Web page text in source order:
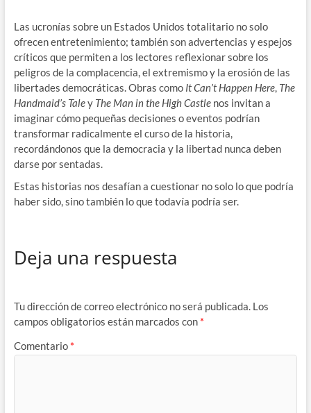
Las ucronías sobre un Estados Unidos totalitario no solo
ofrecen entretenimiento; también son advertencias y espejos
críticos que permiten a los lectores reflexionar sobre los
peligros de la complacencia, el extremismo y la erosión de las
libertades democráticas. Obras como It Can’t Happen Here, The
Handmaid’s Taley The Man in the High Castlenos invitan a
imaginar cómo pequeñas decisiones o eventos podrían
transformar radicalmente el curso de la historia,
recordándonos que la democracia y la libertad nunca deben
darse por sentadas.
Estas historias nos desafían a cuestionar no solo lo que podría
haber sido, sino también lo que todavía podría ser.
Deja una respuesta
Tu dirección de correo electrónico no será publicada. Los
campos obligatorios están marcados con *
Comentario *